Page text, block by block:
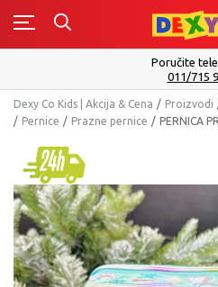
0
Poručite
011/715
Dexy Co Kids | Akcija & Cena Proizvodi
Pernice
Prazne pernice PERNICA